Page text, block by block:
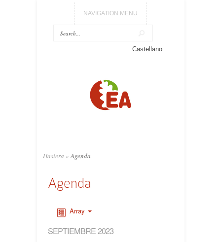
NAVIGATION MENU
Castellano
Hasiera » Agenda
Agenda
Array
SEPTIEMBRE 2023